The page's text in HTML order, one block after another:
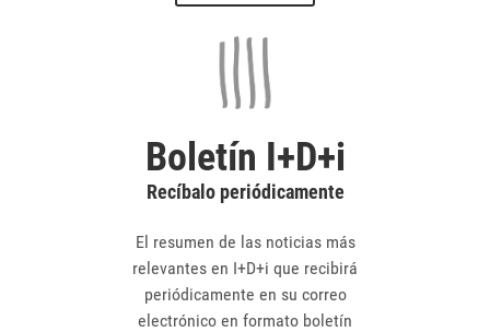
Boletín I+D+i
Recíbalo periódicamente
El resumen de las noticias más
relevantes en I+D+i que recibirá
periódicamente en su correo
electrónico en formato boletín